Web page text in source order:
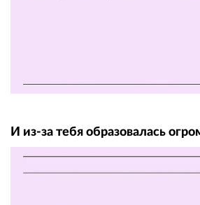
И из-за тебя образовалась